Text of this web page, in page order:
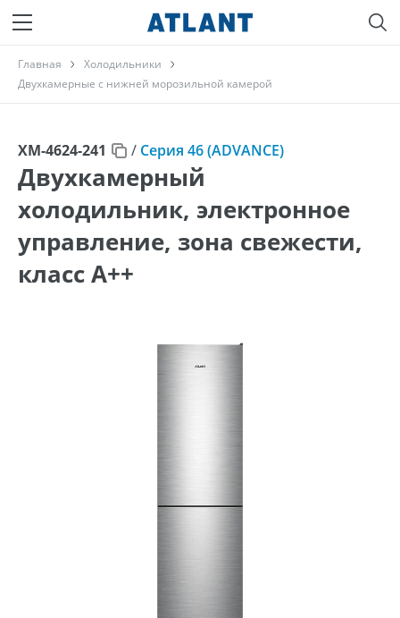
Главная
Холодильники
Двухкамерные с нижней морозильной камерой
ХМ-4624-241 / Серия 46 (ADVANCE)
Двухкамерный
холодильник, электронное
управление, зона свежести,
класс A++